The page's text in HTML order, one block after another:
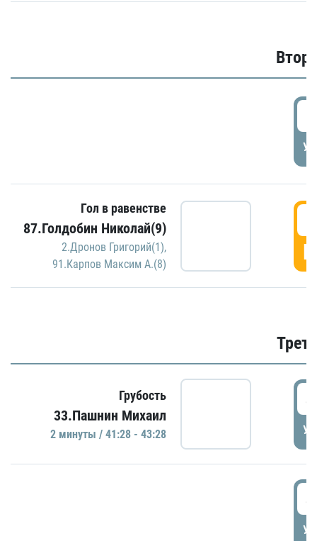
Гол в равенстве
87.Голдобин Николай(9)
2.Дронов Григорий(1),
91.Карпов Максим А.(8)
Грубость
33.Пашнин Михаил
2 минуты / 41:28 - 43:28